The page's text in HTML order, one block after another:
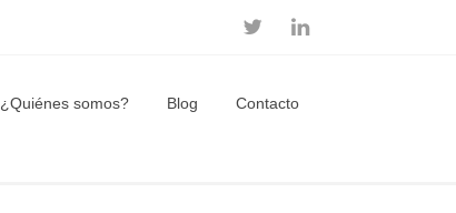
¿Quiénes somos? Blog Contacto